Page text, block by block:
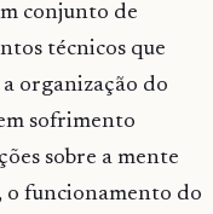
conjunto de
técnicos que
organização do
sofrimento
sobre a mente
o funcionamento do